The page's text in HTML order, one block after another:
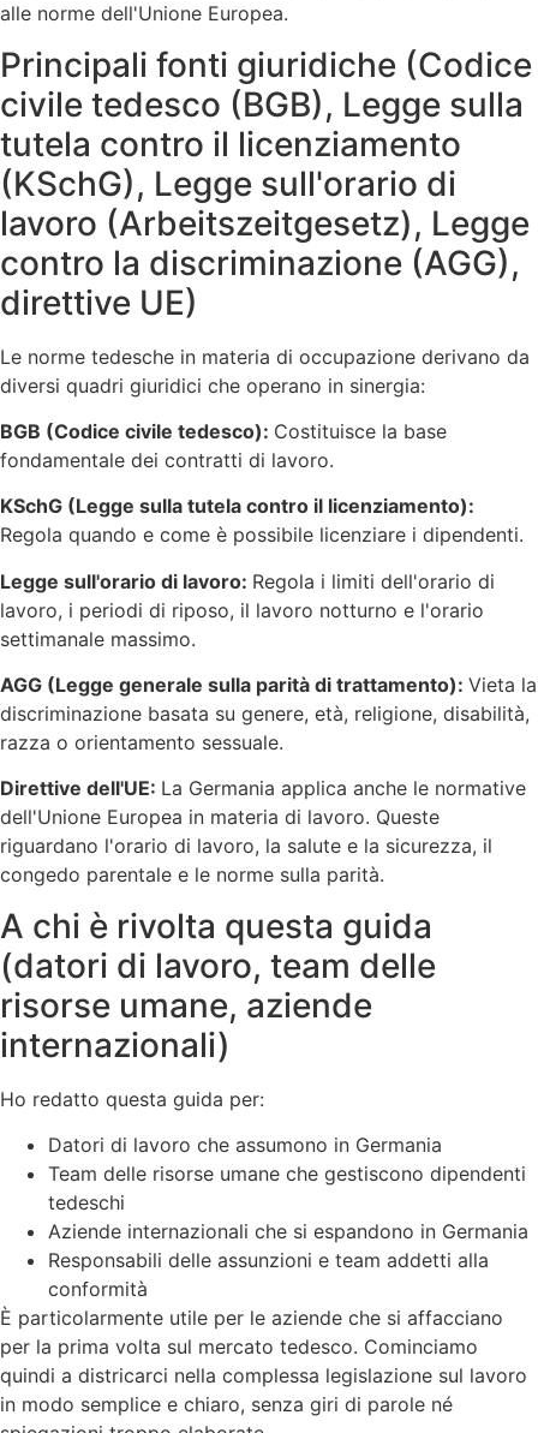
alle norme dell'Unione Europea.
Principali fonti giuridiche (Codice
civile tedesco (BGB), Legge sulla
tutela contro il licenziamento
(KSchG), Legge sull'orario di
lavoro (Arbeitszeitgesetz), Legge
contro la discriminazione (AGG),
direttive UE)
Le norme tedesche in materia di occupazione derivano da
diversi quadri giuridici che operano in sinergia:
BGB (Codice civile tedesco): Costituisce la base
fondamentale dei contratti di lavoro.
KSchG (Legge sulla tutela contro il licenziamento):
Regola quando e come è possibile licenziare i dipendenti.
Legge sull'orario di lavoro: Regola i limiti dell'orario di
lavoro, i periodi di riposo, il lavoro notturno e l'orario
settimanale massimo.
AGG (Legge generale sulla parità di trattamento): Vieta la
discriminazione basata su genere, età, religione, disabilità,
razza o orientamento sessuale.
Direttive dell'UE: La Germania applica anche le normative
dell'Unione Europea in materia di lavoro. Queste
riguardano l'orario di lavoro, la salute e la sicurezza, il
congedo parentale e le norme sulla parità.
A chi è rivolta questa guida
(datori di lavoro, team delle
risorse umane, aziende
internazionali)
Ho redatto questa guida per:
Datori di lavoro che assumono in Germania
Team delle risorse umane che gestiscono dipendenti
tedeschi
Aziende internazionali che si espandono in Germania
Responsabili delle assunzioni e team addetti alla
conformità
È particolarmente utile per le aziende che si affacciano
per la prima volta sul mercato tedesco. Cominciamo
quindi a districarci nella complessa legislazione sul lavoro
in modo semplice e chiaro, senza giri di parole né